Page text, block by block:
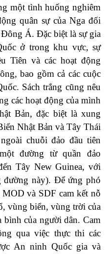
một tình huống nghiêm
quân sự của Nga đối
Á. Đặc biệt là sự gia
ở trong khu vực, sự
Tiên và các hoạt động
bao gồm cả các cuộc
Sách trắng cũng nêu
các hoạt động của mình
Bản, đặc biệt là xung
Nhật Bản và Tây Thái
chuỗi đảo đầu tiên
đường từ quần đảo
Tây New Guinea, với
đường này). Để ứng phó
và SDF cam kết nỗ
vùng biển, vùng trời của
bình của người dân. Cam
qua việc thực thi các
An ninh Quốc gia và